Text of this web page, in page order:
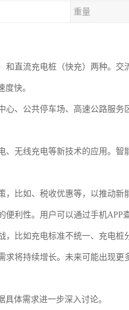
重量
和直流充电桩（快充）两种。
快。
、公共停车场、高速公路服
无线充电等新技术的应用。智
比如、税收优惠等，以推动新
利性。用户可以通过手机APP
比如充电标准不统一、充电桩
将持续增长。未来可能出现更
体需求进一步深入讨论。